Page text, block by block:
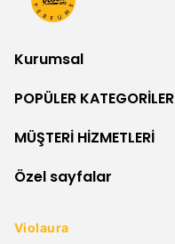
Kurumsal
POPÜLER KATEGORİLER
MÜŞTERİ HİZMETLERİ
Özel sayfalar
Violaura